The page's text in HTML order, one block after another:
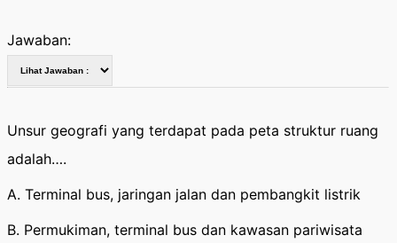
Jawaban:
Unsur geografi yang terdapat pada peta struktur ruang
adalah….
A. Terminal bus, jaringan jalan dan pembangkit listrik
B. Permukiman, terminal bus dan kawasan pariwisata